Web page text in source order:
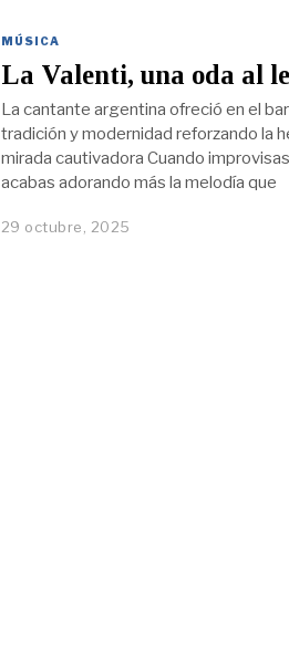
MÚSICA
La Valenti, una oda al
La cantante argentina ofreció en el
tradición y modernidad reforzando la
mirada cautivadora Cuando
acabas adorando más la melodía que
29 octubre, 2025